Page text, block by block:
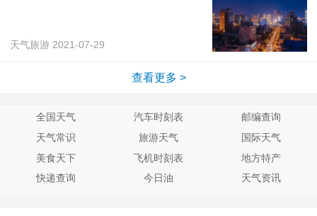
天气旅游 2021-07-29
查看更多 >
全国天气 汽车时刻表
邮编查询
天气常识
旅游天气
国际天气
美食天下
飞机时刻表
地方特产
快递查询
今日油 天气资讯